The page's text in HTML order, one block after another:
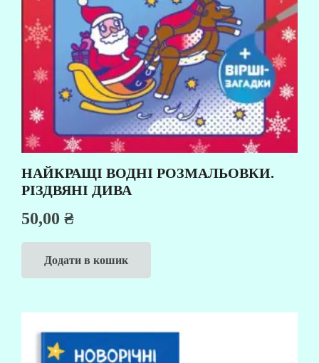
НАЙКРАЩІ ВОДНІ РОЗМАЛЬОВКИ.
РІЗДВЯНІ ДИВА
50,00 ₴
Додати в кошик